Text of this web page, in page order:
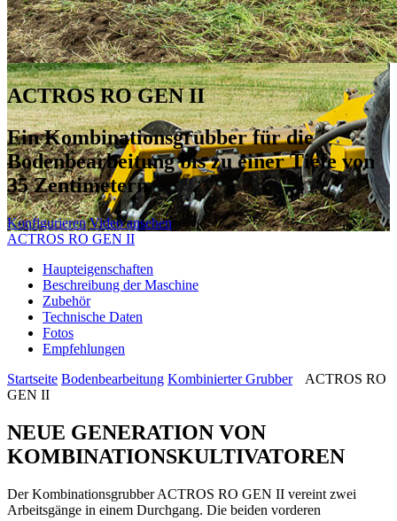
ACTROS RO GEN II
Ein Kombinationsgrubber für die
Bodenbearbeitung bis zu einer Tiefe von
35 Zentimetern
Konfigurieren Video ansehen
ACTROS RO GEN II
Haupteigenschaften
Beschreibung der Maschine
Zubehör
Technische Daten
Fotos
Empfehlungen
Startseite Bodenbearbeitung Kombinierter Grubber
ACTROS RO
GEN II
NEUE GENERATION VON
KOMBINATIONSKULTIVATOREN
Der Kombinationsgrubber ACTROS RO GEN II vereint zwei
Arbeitsgänge in einem Durchgang. Die beiden vorderen